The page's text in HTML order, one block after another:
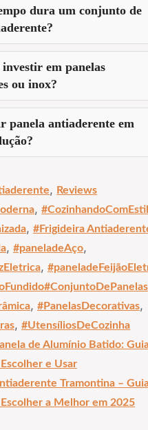
dura um conjunto de
em panelas
ou inox?
panela antiaderente em
, Reviews
,
, #Frigideira
, #paneladeAço,
,
, #PanelasDecorativas,
, #UtensíliosDeCozinha
de Alumínio Batido:
e Usar
Tramontina –
a Melhor em 2025